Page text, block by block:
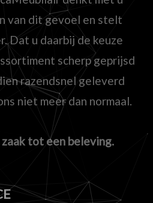
van dit gevoel en stelt
Dat u daarbij de keuze
scherp geprijsd
razendsnel geleverd
niet meer dan normaal.
zaak tot een beleving.